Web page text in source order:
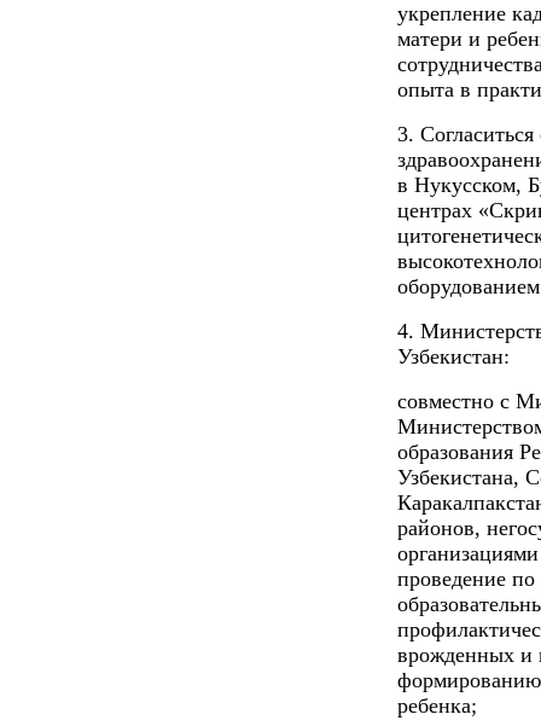
укрепление
матери и
опыта в
3.
в Нукусском,
центрах
4.
Узбекистан:
совместно с
образования
Узбекистана,
районов,
проведение по
врожденных и
формированию
ребенка;